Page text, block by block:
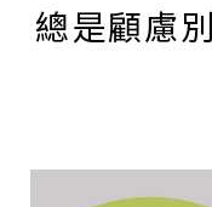
總是顧慮